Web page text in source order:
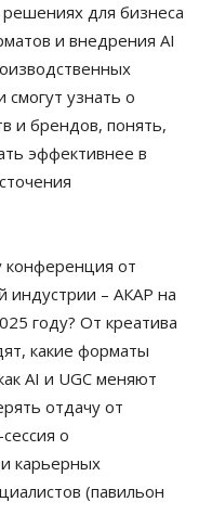
решениях для бизнеса
и внедрения AI
смогут узнать о
и брендов, понять,
эффективнее в
конференция от
индустрии – АКАР на
году? От креатива
какие форматы
AI и UGC меняют
отдачу от
о
карьерных
(павильон